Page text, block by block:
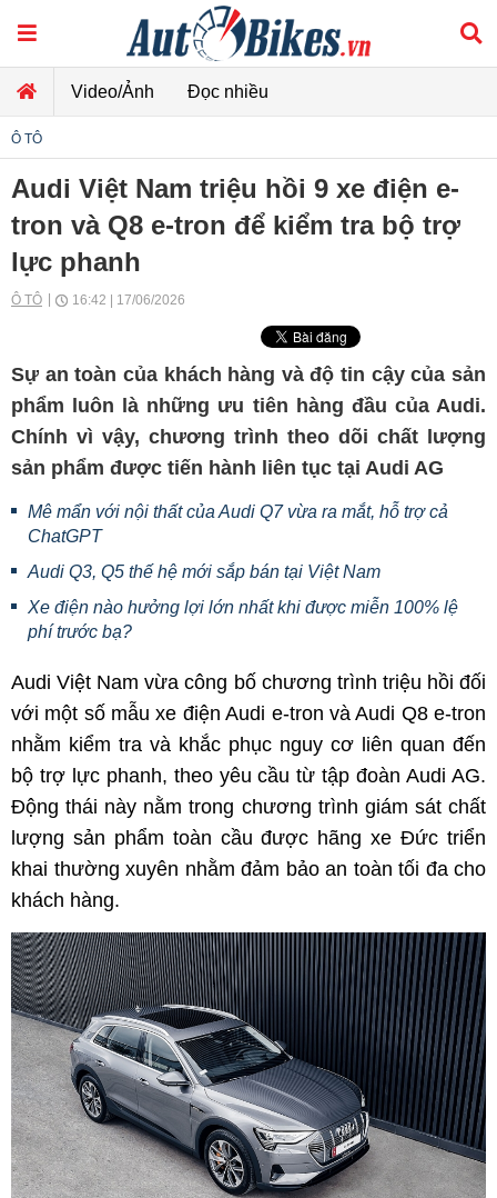
Video/Ảnh Đọc nhiều
Ô TÔ
Audi Việt Nam triệu hồi 9 xe điện e-
tron và Q8 e-tron để kiểm tra bộ trợ
lực phanh
Ô TÔ 16:42 | 17/06/2026
Sự an toàn của khách hàng và độ tin cậy của sản
phẩm luôn là những ưu tiên hàng đầu của Audi.
Chính vì vậy, chương trình theo dõi chất lượng
sản phẩm được tiến hành liên tục tại Audi AG
Mê mẩn với nội thất của Audi Q7 vừa ra mắt, hỗ trợ cả
ChatGPT
Audi Q3, Q5 thế hệ mới sắp bán tại Việt Nam
Xe điện nào hưởng lợi lớn nhất khi được miễn 100% lệ
phí trước bạ?
Audi Việt Nam vừa công bố chương trình triệu hồi đối
với một số mẫu xe điện Audi e-tron và Audi Q8 e-tron
nhằm kiểm tra và khắc phục nguy cơ liên quan đến
bộ trợ lực phanh, theo yêu cầu từ tập đoàn Audi AG.
Động thái này nằm trong chương trình giám sát chất
lượng sản phẩm toàn cầu được hãng xe Đức triển
khai thường xuyên nhằm đảm bảo an toàn tối đa cho
khách hàng.